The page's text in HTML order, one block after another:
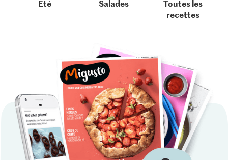
Été Salades
Toutes les
recettes